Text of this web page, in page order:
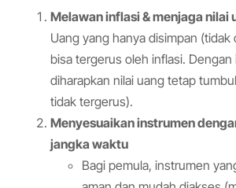
Melawan inflasi & menjaga nilai
Uang yang hanya disimpan (tidak
bisa tergerus oleh inflasi. Dengan
diharapkan nilai uang tetap
tidak tergerus).
Menyesuaikan instrumen
jangka waktu
Bagi pemula, instrumen